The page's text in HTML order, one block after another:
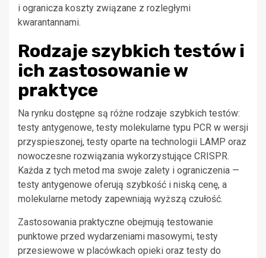
i ogranicza koszty związane z rozległymi
kwarantannami.
Rodzaje szybkich testów i
ich zastosowanie w
praktyce
Na rynku dostępne są różne rodzaje szybkich testów:
testy antygenowe, testy molekularne typu PCR w wersji
przyspieszonej, testy oparte na technologii LAMP oraz
nowoczesne rozwiązania wykorzystujące CRISPR.
Każda z tych metod ma swoje zalety i ograniczenia —
testy antygenowe oferują szybkość i niską cenę, a
molekularne metody zapewniają wyższą czułość.
Zastosowania praktyczne obejmują testowanie
punktowe przed wydarzeniami masowymi, testy
przesiewowe w placówkach opieki oraz testy do